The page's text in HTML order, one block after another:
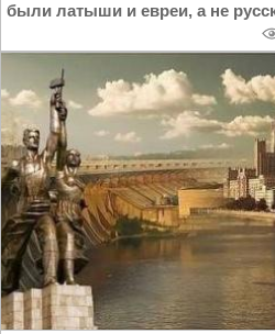
были латыши и евреи, а не